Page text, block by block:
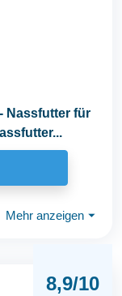
Nassfutter für
Mehr anzeigen ⏷
8,9/10